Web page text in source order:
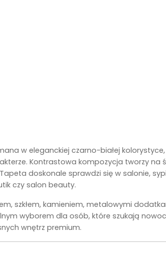
w eleganckiej czarno-białej
Kontrastowa kompozycja tworzy na
doskonale sprawdzi się w salonie,
czy salon beauty.
szkłem, kamieniem, metalowymi
wyborem dla osób, które szukają
wnętrz premium.